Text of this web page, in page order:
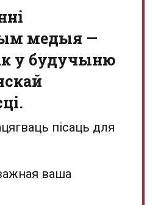
медыя —
у будучыню
пісаць для
ваша